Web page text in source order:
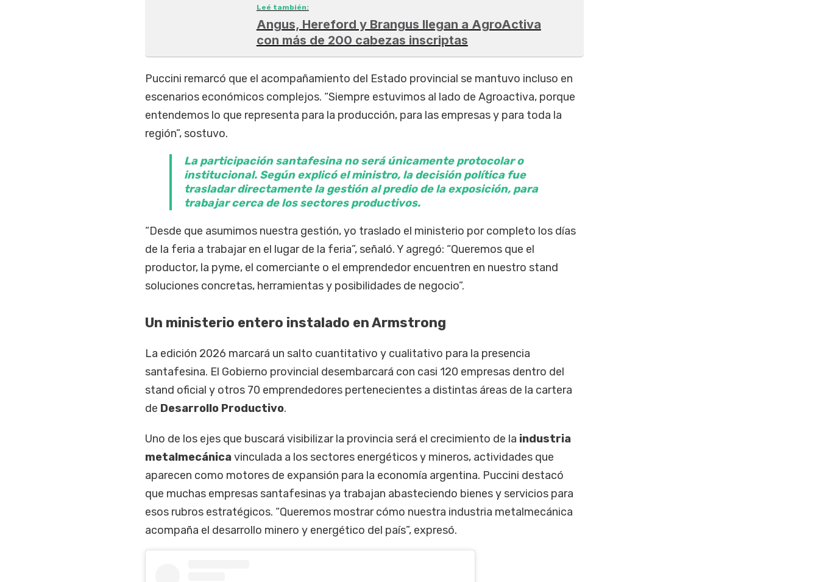
Leé también:
Angus, Hereford y Brangus llegan a AgroActiva
con más de 200 cabezas inscriptas
Puccini remarcó que el acompañamiento del Estado provincial se mantuvo incluso en
escenarios económicos complejos. “Siempre estuvimos al lado de Agroactiva, porque
entendemos lo que representa para la producción, para las empresas y para toda la
región”, sostuvo.
La participación santafesina no será únicamente protocolar o
institucional. Según explicó el ministro, la decisión política fue
trasladar directamente la gestión al predio de la exposición, para
trabajar cerca de los sectores productivos.
“Desde que asumimos nuestra gestión, yo traslado el ministerio por completo los días
de la feria a trabajar en el lugar de la feria”, señaló. Y agregó: “Queremos que el
productor, la pyme, el comerciante o el emprendedor encuentren en nuestro stand
soluciones concretas, herramientas y posibilidades de negocio”.
Un ministerio entero instalado en Armstrong
La edición 2026 marcará un salto cuantitativo y cualitativo para la presencia
santafesina. El Gobierno provincial desembarcará con casi 120 empresas dentro del
stand oficial y otros 70 emprendedores pertenecientes a distintas áreas de la cartera
de Desarrollo Productivo.
Uno de los ejes que buscará visibilizar la provincia será el crecimiento de la industria
metalmecánicavinculada a los sectores energéticos y mineros, actividades que
aparecen como motores de expansión para la economía argentina. Puccini destacó
que muchas empresas santafesinas ya trabajan abasteciendo bienes y servicios para
esos rubros estratégicos. “Queremos mostrar cómo nuestra industria metalmecánica
acompaña el desarrollo minero y energético del país”, expresó.